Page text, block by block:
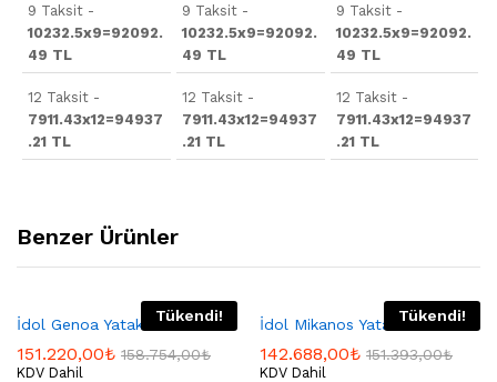
9 Taksit -
10232.5x9=92092.
49 TL
12 Taksit -
7911.43x12=94937
.21 TL
9 Taksit -
10232.5x9=92092.
49 TL
12 Taksit -
7911.43x12=94937
.21 TL
9 Taksit -
10232.5x9=92092.
49 TL
12 Taksit -
7911.43x12=94937
.21 TL
Benzer Ürünler
Tükendi!
İdol Genoa Yatak Odası
151.220,00₺ 158.754,00₺
KDV Dahil
Tükendi!
İdol Mikanos Yatak Odası
142.688,00₺ 151.393,00₺
KDV Dahil